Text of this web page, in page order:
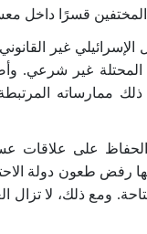
قسرًا داخل
غير شرعي.
ذلك ممارساته
على علاقات
فيها رفض طعون
ومع ذلك، لا